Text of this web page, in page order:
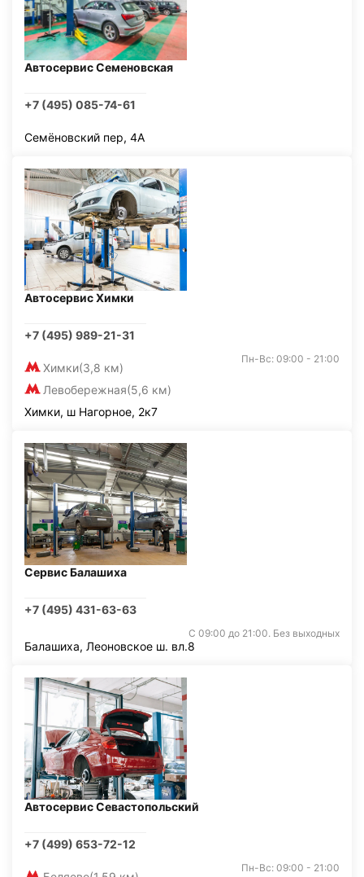
Автосервис Семеновская
+7 (495) 085-74-61
Семёновский пер, 4А
Автосервис Химки
+7 (495) 989-21-31
Химки(3,8 км)
Левобережная(5,6 км)
Пн-Вс: 09:00 - 21:00
Химки, ш Нагорное, 2к7
Сервис Балашиха
+7 (495) 431-63-63
С 09:00 до 21:00. Без выходных
Балашиха, Леоновское ш. вл.8
Автосервис Севастопольский
+7 (499) 653-72-12
Пн-Вс: 09:00 - 21:00